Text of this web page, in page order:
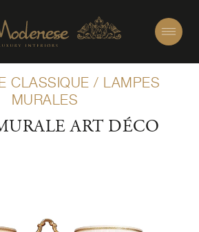
CLASSIQUE / LAMPES
MURALES
ART DÉCO